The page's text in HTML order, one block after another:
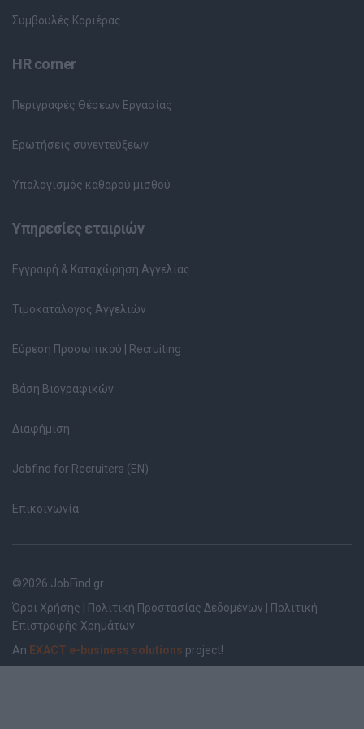
Συμβουλές Καριέρας
HR corner
Περιγραφές Θέσεων Εργασίας
Ερωτήσεις συνεντεύξεων
Υπολογισμός καθαρού μισθού
Υπηρεσίες εταιριών
Εγγραφή & Καταχώρηση Αγγελίας
Τιμοκατάλογος Αγγελιών
Εύρεση Προσωπικού | Recruiting
Βάση Βιογραφικών
Διαφήμιση
Jobfind for Recruiters (EN)
Επικοινωνία
©2026 JobFind.gr
Όροι Χρήσης
Πολιτική Προστασίας Δεδομένων
Πολιτική
Επιστροφής Χρημάτων
An EXACT e-business solutions project!